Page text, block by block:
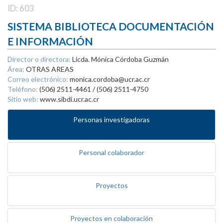
ID: 603
SISTEMA BIBLIOTECA DOCUMENTACIÓN
E INFORMACIÓN
Director o directora: Licda. Mónica Córdoba Guzmán
Área: OTRAS AREAS
Correo electrónico: monica.cordoba@ucr.ac.cr
Teléfono: (506) 2511-4461 / (506) 2511-4750
Sitio web: www.sibdi.ucr.ac.cr
Personas investigadoras
Personal colaborador
Proyectos
Proyectos en colaboración